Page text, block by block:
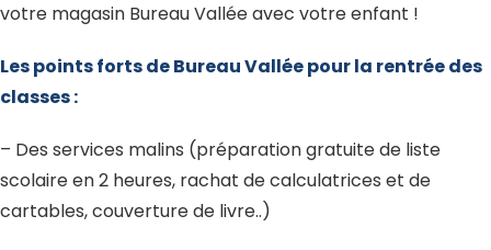
votre magasin Bureau Vallée avec votre enfant !
Les points forts de Bureau Vallée pour la rentrée des
classes :
– Des services malins (préparation gratuite de liste
scolaire en 2 heures, rachat de calculatrices et de
cartables, couverture de livre..)